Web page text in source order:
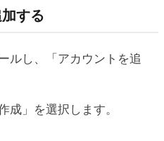
する
ルし、「アカウントを追
成」を選択します。